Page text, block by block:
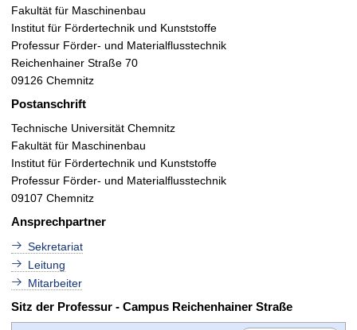
Fakultät für Maschinenbau
Institut für Fördertechnik und Kunststoffe
Professur Förder- und Materialflusstechnik
Reichenhainer Straße 70
09126 Chemnitz
Postanschrift
Technische Universität Chemnitz
Fakultät für Maschinenbau
Institut für Fördertechnik und Kunststoffe
Professur Förder- und Materialflusstechnik
09107 Chemnitz
Ansprechpartner
Sekretariat
Leitung
Mitarbeiter
Sitz der Professur - Campus Reichenhainer Straße